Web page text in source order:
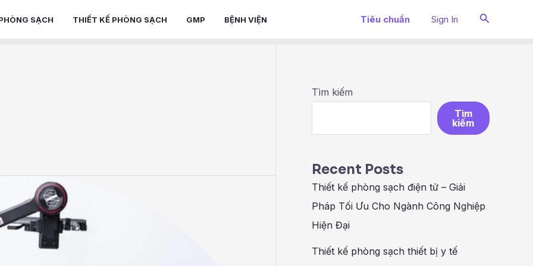
SẠCH THIẾT KẾ PHÒNG SẠCH GMP BỆNH VIỆN Tiêu chuẩn Sign In Search
Tìm kiếm
Tìm
kiếm
Recent Posts
Thiết kế phòng sạch điện tử – Giải
Pháp Tối Ưu Cho Ngành Công Nghiệp
Hiện Đại
Thiết kế phòng sạch thiết bị y tế